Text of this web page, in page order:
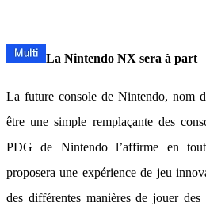
La Nintendo NX sera à part
La future console de Nintendo, nom
être une simple remplaçante des
PDG de Nintendo l’affirme en
proposera une expérience de jeu
des différentes manières de jouer